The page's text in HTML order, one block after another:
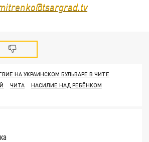
НА УКРАИНСКОМ БУЛЬВАРЕ В ЧИТЕ
ЧИТА
НАСИЛИЕ НАД РЕБЁНКОМ